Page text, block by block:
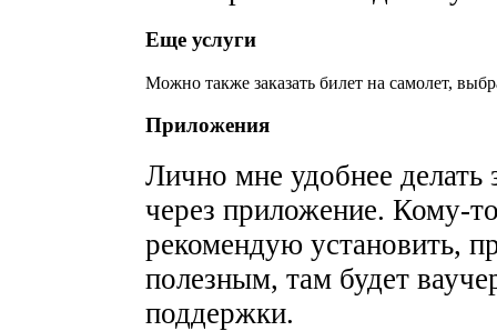
Еще услуги
Можно также заказать билет на самолет,
Приложения
Лично мне удобнее делать
через приложение. Кому-
рекомендую установить,
полезным, там будет
поддержки.